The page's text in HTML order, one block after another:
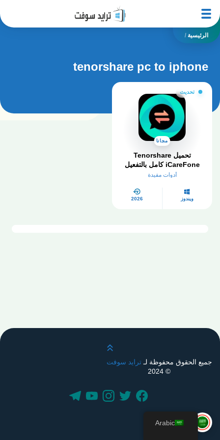
الرئيسية /
tenorshare pc to iphone
تحديث
مجانا
تحميل Tenorshare
iCareFone كامل بالتفعيل
أدوات مفيدة
ويندوز 2026
قم بالتمرير لأعلى
جميع الحقوق محفوظة لـترايد سوفت
© 2024
Arabic